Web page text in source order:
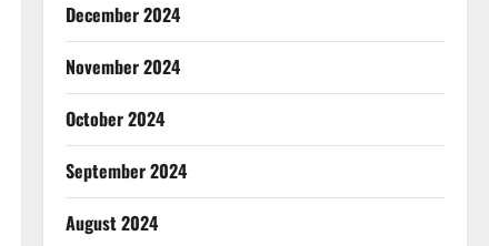
December 2024
November 2024
October 2024
September 2024
August 2024